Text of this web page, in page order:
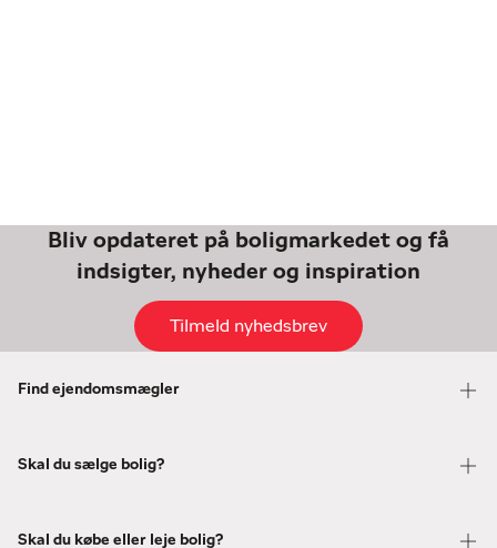
Bliv opdateret på boligmarkedet og få
indsigter, nyheder og inspiration
Tilmeld nyhedsbrev
Find ejendomsmægler
Skal du sælge bolig?
Skal du købe eller leje bolig?